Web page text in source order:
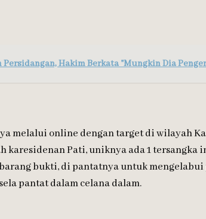
Persidangan, Hakim Berkata "Mungkin Dia
melalui online dengan target di wilayah
karesidenan Pati, uniknya ada 1 tersangka
bukti, di pantatnya untuk mengelabui
pantat dalam celana dalam.